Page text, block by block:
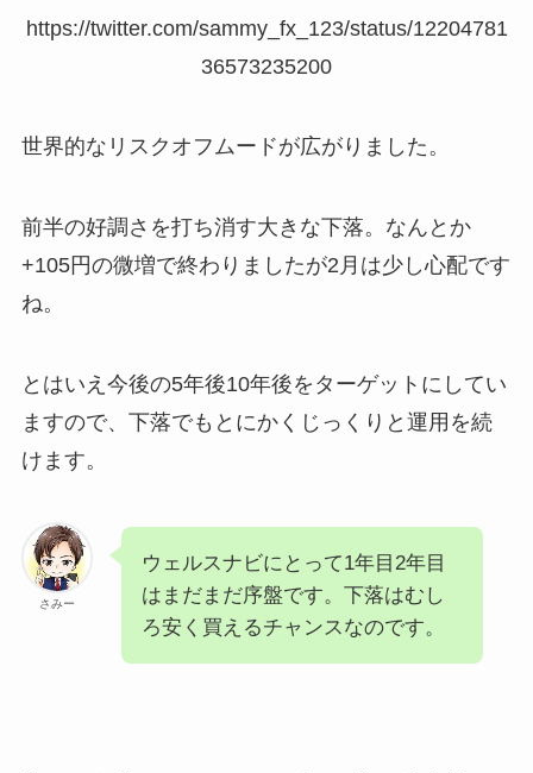
https://twitter.com/sammy_fx_123/status/12204781
36573235200
世界的なリスクオフムードが広がりました。
前半の好調さを打ち消す大きな下落。なんとか
+105円の微増で終わりましたが2月は少し心配です
ね。
とはいえ今後の5年後10年後をターゲットにしてい
ますので、下落でもとにかくじっくりと運用を続
けます。
さみー
ウェルスナビにとって1年目2年目
はまだまだ序盤です。下落はむし
ろ安く買えるチャンスなのです。